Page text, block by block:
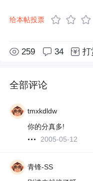
给本帖投票
259 34 打
全部评论
tmxkdldw
你的分真多!
2005-05-12
青锋-SS